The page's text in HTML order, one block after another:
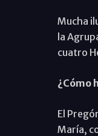
Mucha
la
cuatro
¿Cómo
El
María,